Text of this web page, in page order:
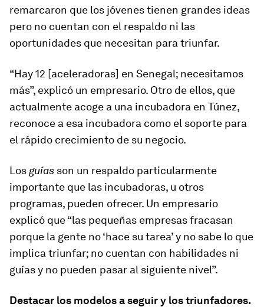
remarcaron que los jóvenes tienen grandes ideas
pero no cuentan con el respaldo ni las
oportunidades que necesitan para triunfar.
“Hay 12 [aceleradoras] en Senegal; necesitamos
más”, explicó un empresario. Otro de ellos, que
actualmente acoge a una incubadora en Túnez,
reconoce a esa incubadora como el soporte para
el rápido crecimiento de su negocio.
Losguías son un respaldo particularmente
importante que las incubadoras, u otros
programas, pueden ofrecer. Un empresario
explicó que “las pequeñas empresas fracasan
porque la gente no ‘hace su tarea’ y no sabe lo que
implica triunfar; no cuentan con habilidades ni
guías y no pueden pasar al siguiente nivel”.
Destacar los modelos a seguir y los triunfadores.